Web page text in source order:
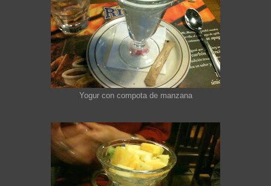
Yogur con compota de manzana